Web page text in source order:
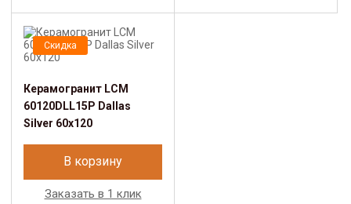
Скидка
Керамогранит LCM
60120DLL15P Dallas
Silver 60x120
В корзину
Заказать в 1 клик